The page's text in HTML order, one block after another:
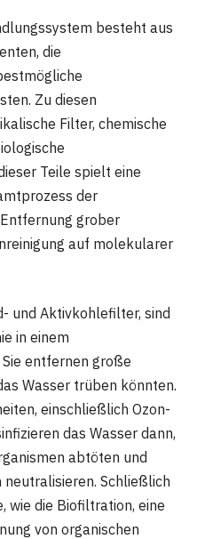
besteht aus
die
Zu diesen
Filter, chemische
Teile spielt eine
der
grober
auf molekularer
und Aktivkohlefilter, sind
in einem
entfernen große
Wasser trüben könnten.
einschließlich Ozon-
das Wasser dann,
abtöten und
neutralisieren. Schließlich
wie die Biofiltration, eine
von organischen